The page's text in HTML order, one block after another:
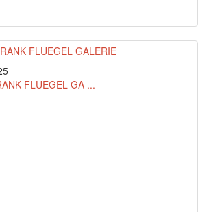
FLUEGEL GA ...